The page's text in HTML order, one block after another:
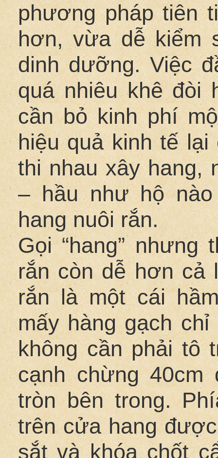
phương pháp tiên
hơn, vừa dễ kiểm
dinh dưỡng. Việc
quá nhiêu khê đòi
cần bỏ kinh phí
hiệu quả kinh tế
thi nhau xây hang,
– hầu như hộ
hang nuôi rắn.
Gọi “hang”
rắn còn dễ hơn cả
rắn là một cái
mấy hàng gạch
không cần phải tô
cạnh chừng 40cm
tròn bên trong.
trên cửa hang
sắt và khóa chốt